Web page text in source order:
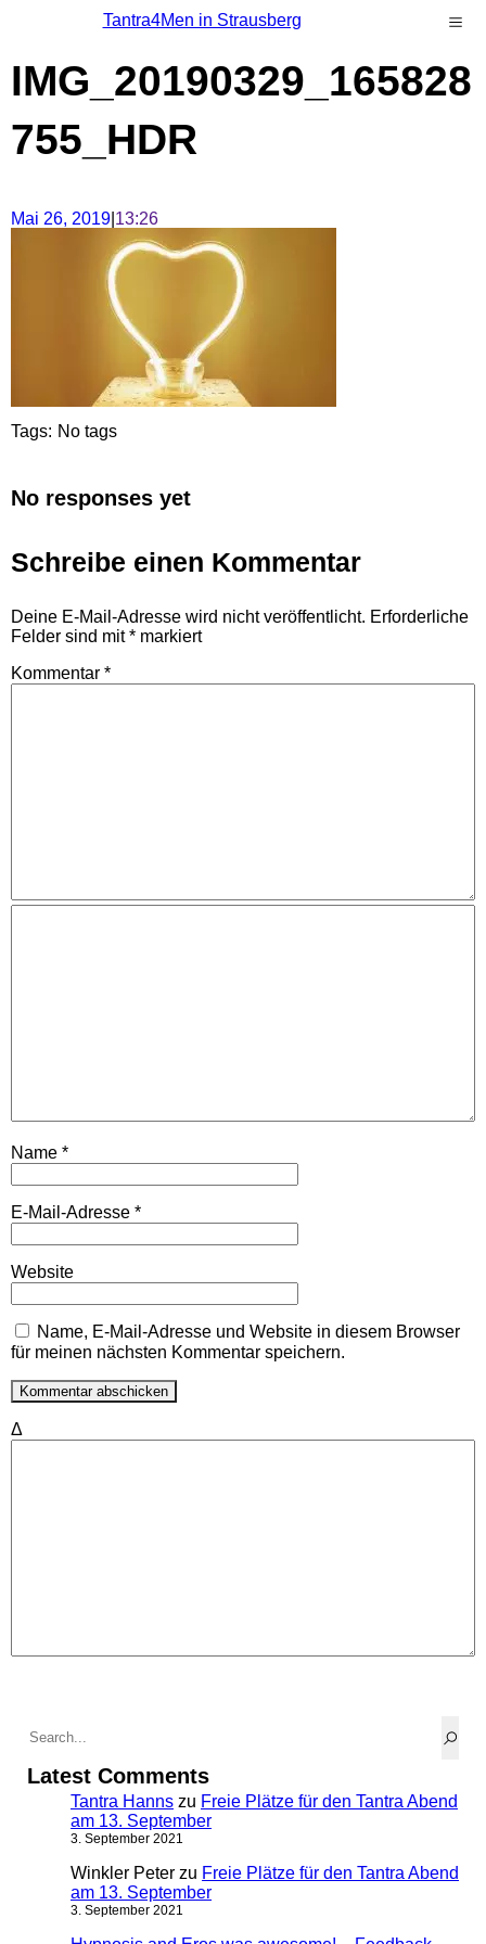
Tantra4Men in Strausberg
IMG_20190329_165828
755_HDR
Mai 26, 2019 13:26
Tags: No tags
No responses yet
Schreibe einen Kommentar
Deine E-Mail-Adresse wird nicht veröffentlicht. Erforderliche
Felder sind mit* markiert
Kommentar *
Name *
E-Mail-Adresse *
Website
Name, E-Mail-Adresse und Website in diesem Browser
für meinen nächsten Kommentar speichern.
Δ
Latest Comments
Tantra Hanns zu Freie Plätze für den Tantra Abend
am 13. September
3. September 2021
Winkler Peter zu Freie Plätze für den Tantra Abend
am 13. September
3. September 2021